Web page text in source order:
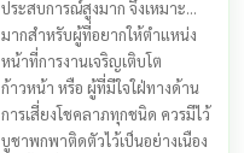
ประสบการณ์สูงมาก จึงเหมาะ
มากสำหรับผู้ที่อยากให้ตำแหน่ง
หน้าที่การงานเจริญเติบโต
ก้าวหน้า หรือ ผู้ที่มีใจใฝ่ทางด้าน
การเสี่ยงโชคลาภทุกชนิด ควรมีไว้
บูชาพกพาติดตัวไว้เป็นอย่างเนือง